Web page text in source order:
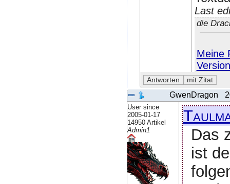
Last
die
Meine
GwenDragon
User since
2005-01-17
14950 Artikel
Admin1
Das
ist